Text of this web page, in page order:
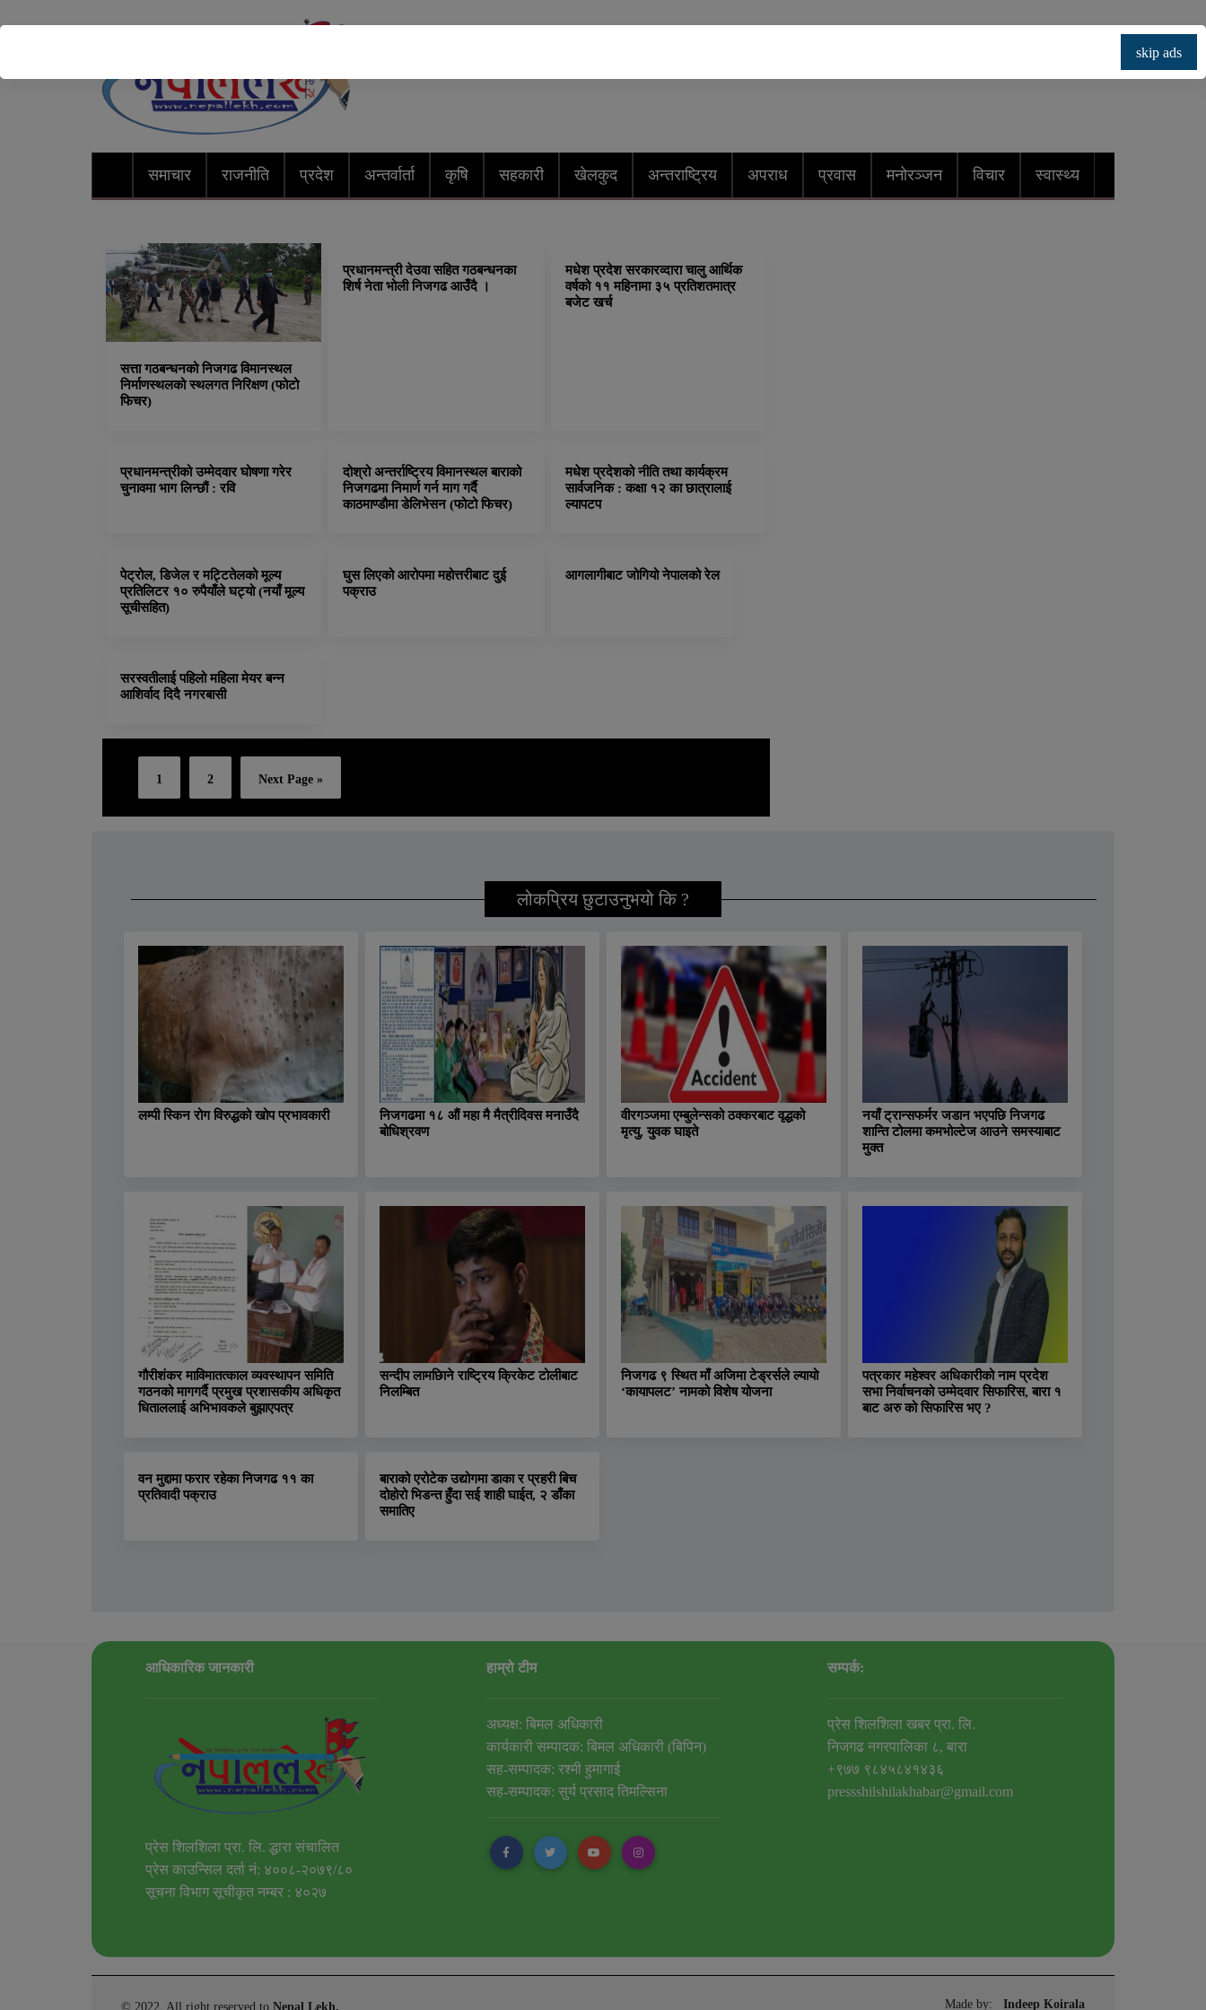
समाचार राजनीति प्रदेश अन्तर्वार्ता कृषि सहकारी खेलकुद अन्तराष्ट्रिय अपराध प्रवास मनोरञ्जन विचार स्वास्थ्य
skip ads
सत्ता गठबन्धनको निजगढ विमानस्थल
निर्माणस्थलको स्थलगत निरिक्षण (फोटो
फिचर)
प्रधानमन्त्री देउवा सहित गठबन्धनका
शिर्ष नेता भोली निजगढ आउँदै ।
मधेश प्रदेश सरकारव्दारा चालु आर्थिक
वर्षको ११ महिनामा ३५ प्रतिशतमात्र
बजेट खर्च
प्रधानमन्त्रीको उम्मेदवार घोषणा गरेर
चुनावमा भाग लिन्छौं : रवि
दोश्रो अन्तर्राष्ट्रिय विमानस्थल बाराको
निजगढमा निमार्ण गर्न माग गर्दै
काठमाण्डौमा डेलिभेसन (फोटो फिचर)
मधेश प्रदेशको नीति तथा कार्यक्रम
सार्वजनिक : कक्षा १२ का छात्रालाई
ल्यापटप
पेट्रोल, डिजेल र मट्टितेलको मूल्य
प्रतिलिटर १० रुपैयाँले घट्यो (नयाँ मूल्य
सूचीसहित)
घुस लिएको आरोपमा महोत्तरीबाट दुई
पक्राउ
आगलागीबाट जोगियो नेपालको रेल
सरस्वतीलाई पहिलो महिला मेयर बन्न
आशिर्वाद दिदै नगरबासी
1 2 Next Page »
लोकप्रिय छुटाउनुभयो कि ?
लम्पी स्किन रोग विरुद्धको खोप प्रभावकारी
निजगढमा १८ औं महा मै मैत्रीदिवस मनाउँदै
बोधिश्रवण
वीरगञ्जमा एम्बुलेन्सको ठक्करबाट वृद्धको
मृत्यु, युवक घाइते
नयाँ ट्रान्सफर्मर जडान भएपछि निजगढ
शान्ति टोलमा कमभोल्टेज आउने समस्याबाट
मुक्त
गौरीशंकर माविमातत्काल व्यवस्थापन समिति
गठनको मागगर्दै प्रमुख प्रशासकीय अधिकृत
धिताललाई अभिभावकले बुझाएपत्र
सन्दीप लामछिाने राष्ट्रिय क्रिकेट टोलीबाट
निलम्बित
निजगढ ९ स्थित माँ अजिमा टेड्रर्सले ल्यायो
‘कायापलट’ नामको विशेष योजना
पत्रकार महेश्वर अधिकारीको नाम प्रदेश
सभा निर्वाचनको उम्मेदवार सिफारिस, बारा १
बाट अरु को सिफारिस भए ?
वन मुद्दामा फरार रहेका निजगढ ११ का
प्रतिवादी पक्राउ
बाराको एरोटेक उद्योगमा डाका र प्रहरी बिच
दोहोरो भिडन्त हुँदा सई शाही घाईत, २ डाँका
समातिए
आधिकारिक जानकारी
प्रेस शिलशिला प्रा. लि. द्धारा संचालित
प्रेस काउन्सिल दर्ता नं: ४००८-२०७९/८०
सूचना विभाग सूचीकृत नम्बर : ४०२७
हाम्रो टीम
अध्यक्ष: बिमल अधिकारी
कार्यकारी सम्पादक: बिमल अधिकारी (बिपिन)
सह-सम्पादक: रश्मी हुमागाई
सह-सम्पादक: सुर्य प्रसाद तिमल्सिना
सम्पर्क:
प्रेस शिलशिला खबर प्रा. लि.
निजगढ नगरपालिका ८, बारा
+९७७ ९८४५८४१४३६
pressshilshilakhabar@gmail.com
© 2022, All right reserved to Nepal Lekh. Made by: Indeep Koirala